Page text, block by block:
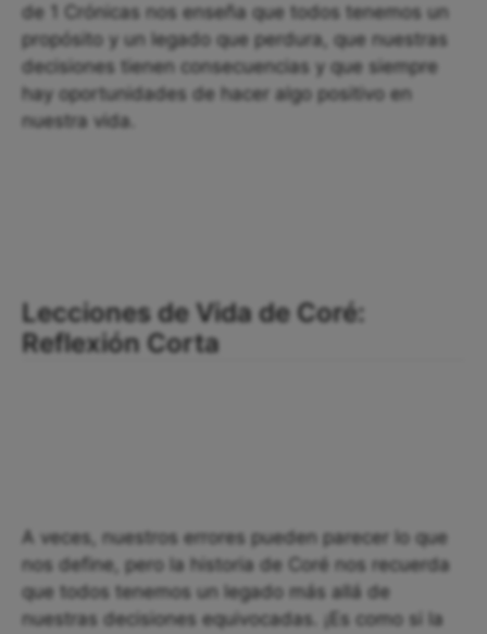
de 1 Crónicas nos enseña que todos tenemos un
propósito y un legado que perdura, que nuestras
decisiones tienen consecuencias y que siempre
hay oportunidades de hacer algo positivo en
nuestra vida.
Lecciones de Vida de Coré:
Reflexión Corta
A veces, nuestros errores pueden parecer lo que
nos define, pero la historia de Coré nos recuerda
que todos tenemos un legado más allá de
nuestras decisiones equivocadas. ¡Es como si la